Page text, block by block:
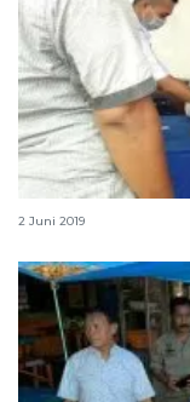
50 sopir
2 Juni 2019